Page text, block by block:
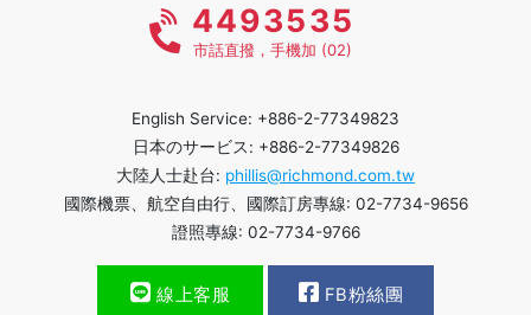
4493535
市話直撥，手機加 (02)
English Service: +886-2-77349823
日本のサービス: +886-2-77349826
大陸人士赴台: phillis@richmond.com.tw
國際機票、航空自由行、國際訂房專線: 02-7734-9656
證照專線: 02-7734-9766
線上客服 FB粉絲團